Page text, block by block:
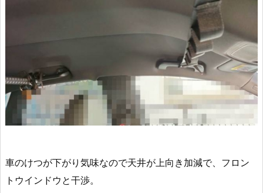
車のけつが下がり気味なので天井が上向き加減で、フロン
トウインドウと干渉。